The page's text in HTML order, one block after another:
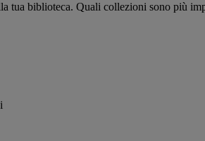
tua biblioteca. Quali collezioni sono più